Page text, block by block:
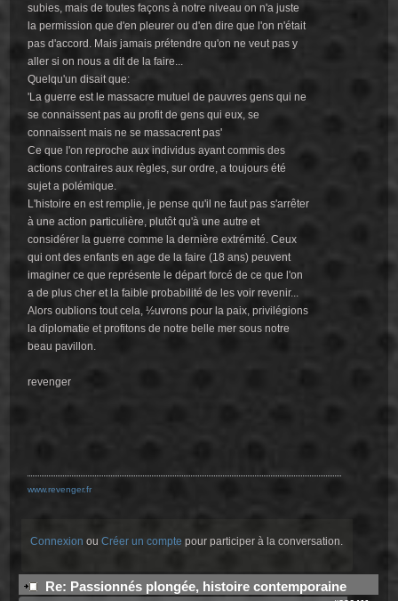
subies, mais de toutes façons à notre niveau on n'a juste
la permission que d'en pleurer ou d'en dire que l'on n'était
pas d'accord. Mais jamais prétendre qu'on ne veut pas y
aller si on nous a dit de la faire...
Quelqu'un disait que:
'La guerre est le massacre mutuel de pauvres gens qui ne
se connaissent pas au profit de gens qui eux, se
connaissent mais ne se massacrent pas'
Ce que l'on reproche aux individus ayant commis des
actions contraires aux règles, sur ordre, a toujours été
sujet a polémique.
L'histoire en est remplie, je pense qu'il ne faut pas s'arrêter
à une action particulière, plutôt qu'à une autre et
considérer la guerre comme la dernière extrémité. Ceux
qui ont des enfants en age de la faire (18 ans) peuvent
imaginer ce que représente le départ forcé de ce que l'on
a de plus cher et la faible probabilité de les voir revenir...
Alors oublions tout cela, ½uvrons pour la paix, privilégions
la diplomatie et profitons de notre belle mer sous notre
beau pavillon.
revenger
www.revenger.fr
Connexion ouCréer un compte pour participer à la conversation.
Re: Passionnés plongée, histoire contemporaine